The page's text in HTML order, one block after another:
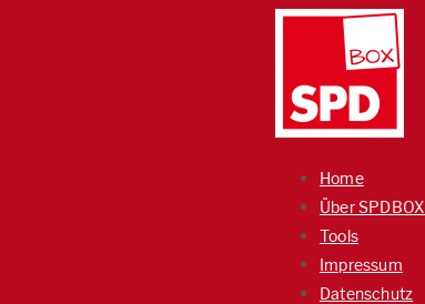
Home
Über SPDBOX
Tools
Impressum
Datenschutz